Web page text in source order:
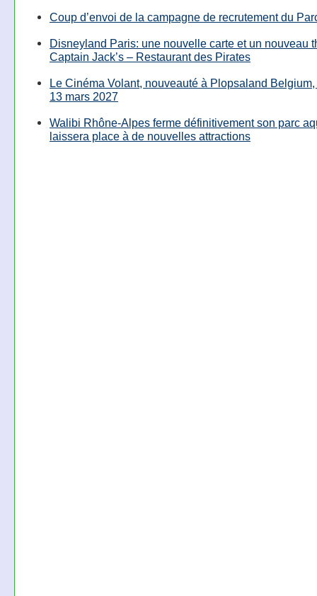
Coup d’envoi de la campagne de recrutement du
Disneyland Paris: une nouvelle carte et un nouveau
Captain Jack’s – Restaurant des Pirates
Le Cinéma Volant, nouveauté à Plopsaland
13 mars 2027
Walibi Rhône-Alpes ferme définitivement son parc
laissera place à de nouvelles attractions